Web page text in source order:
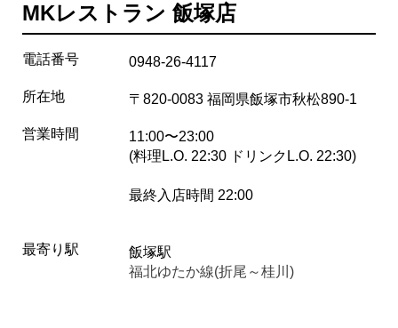
MKレストラン 飯塚店
電話番号 0948-26-4117
所在地 〒820-0083 福岡県飯塚市秋松890-1
営業時間
11:00〜23:00
(料理L.O. 22:30 ドリンクL.O. 22:30)
最終入店時間 22:00
最寄り駅
飯塚駅
福北ゆたか線(折尾～桂川)